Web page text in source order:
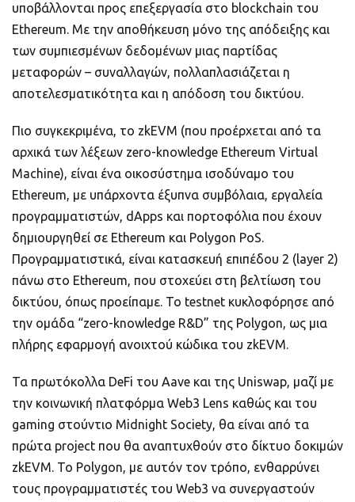
υποβάλλονται προς επεξεργασία στο blockchain του
Ethereum. Με την αποθήκευση μόνο της απόδειξης και
των συμπιεσμένων δεδομένων μιας παρτίδας
μεταφορών – συναλλαγών, πολλαπλασιάζεται η
αποτελεσματικότητα και η απόδοση του δικτύου.
Πιο συγκεκριμένα, το zkEVM (που προέρχεται από τα
αρχικά των λέξεων zero-knowledge Ethereum Virtual
Machine), είναι ένα οικοσύστημα ισοδύναμο του
Ethereum, με υπάρχοντα έξυπνα συμβόλαια, εργαλεία
προγραμματιστών, dApps και πορτοφόλια που έχουν
δημιουργηθεί σε Ethereum και Polygon PoS.
Προγραμματιστικά, είναι κατασκευή επιπέδου 2 (layer 2)
πάνω στο Ethereum, που στοχεύει στη βελτίωση του
δικτύου, όπως προείπαμε. Το testnet κυκλοφόρησε από
την ομάδα “zero-knowledge R&D” της Polygon, ως μια
πλήρης εφαρμογή ανοιχτού κώδικα του zkEVM.
Τα πρωτόκολλα DeFi του Aave και της Uniswap, μαζί με
την κοινωνική πλατφόρμα Web3 Lens καθώς και του
gaming στούντιο Midnight Society, θα είναι από τα
πρώτα project που θα αναπτυχθούν στο δίκτυο δοκιμών
zkEVM. Το Polygon, με αυτόν τον τρόπο, ενθαρρύνει
τους προγραμματιστές του Web3 να συνεργαστούν